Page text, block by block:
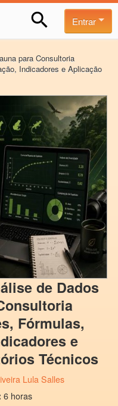
Entrar
para Consultoria
Indicadores e Aplicação
de Dados
Fórmulas,
e
Técnicos
Lula Salles
6 horas